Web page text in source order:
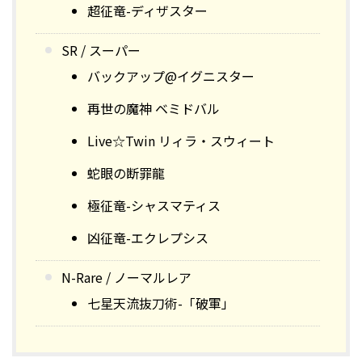
超征竜-ディザスター
SR / スーパー
バックアップ@イグニスター
再世の魔神 ベミドバル
Live☆Twin リィラ・スウィート
蛇眼の断罪龍
極征竜-シャスマティス
凶征竜-エクレプシス
N-Rare / ノーマルレア
七星天流抜刀術-「破軍」